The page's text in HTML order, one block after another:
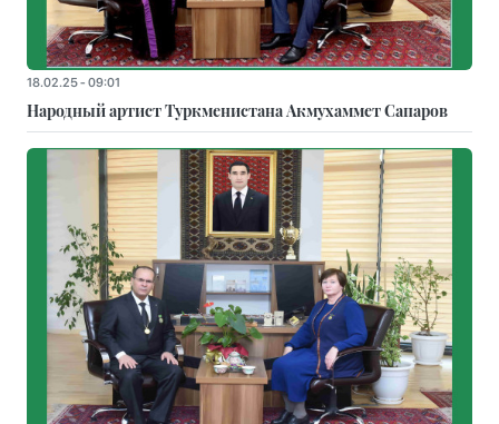
18.02.25 - 09:01
Народный артист Туркменистана Акмухаммет Сапаров